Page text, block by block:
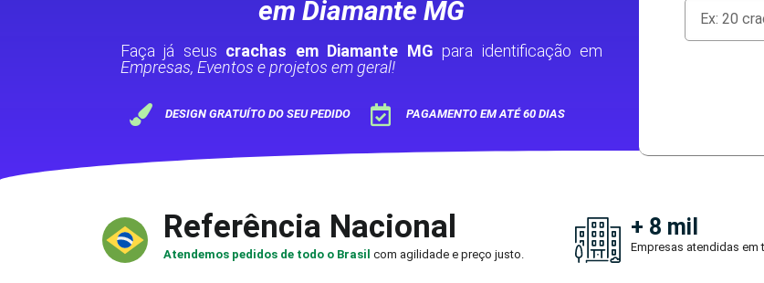
em Diamante MG
Faça já seus crachas em Diamante MG para identificação em
Empresas, Eventos e projetos em geral!
DESIGN GRATUÍTO DO SEU PEDIDO PAGAMENTO EM ATÉ 60 DIAS
Referência Nacional
Atendemos pedidos de todo o Brasil com agilidade e preço justo.
+ 8 mil
Empresas atendidas em